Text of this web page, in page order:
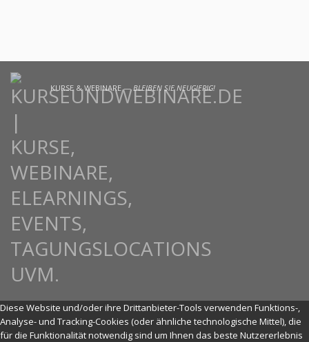
KURSE & WEBINARE —BLEIBEN SIE NEUGIERIG!
Diese Website und/oder ihre Drittanbieter-Tools verwenden Funktions-,
Analyse- und Tracking-Cookies (oder ähnliche technologische Mittel), die
für die Funktionalität notwendig sind um Ihnen das beste Nutzererlebnis